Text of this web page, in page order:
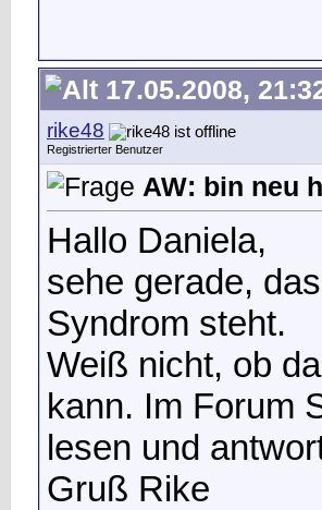
17.05.2008,
rike48
Registrierter Benutzer
AW: bin neu
Hallo Daniela,
sehe gerade,
Syndrom steht.
Weiß nicht, ob
kann. Im Forum
lesen und
Gruß Rike